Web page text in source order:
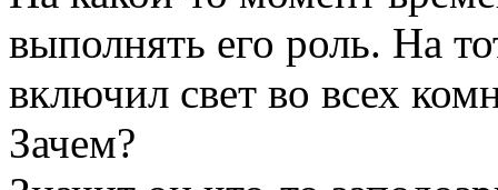
выполнять его роль. На
включил свет во всех
Зачем?